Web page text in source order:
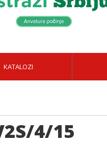
KATALOZI
4/15